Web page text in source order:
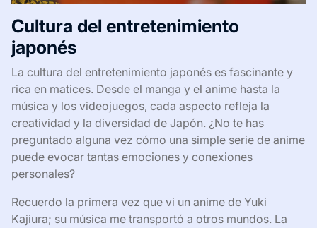
Cultura del entretenimiento
japonés
La cultura del entretenimiento japonés es fascinante y
rica en matices. Desde el manga y el anime hasta la
música y los videojuegos, cada aspecto refleja la
creatividad y la diversidad de Japón. ¿No te has
preguntado alguna vez cómo una simple serie de anime
puede evocar tantas emociones y conexiones
personales?
Recuerdo la primera vez que vi un anime de Yuki
Kajiura; su música me transportó a otros mundos. La